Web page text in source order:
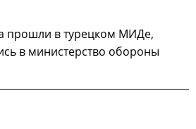
прошли в турецком МИДе,
в министерство обороны